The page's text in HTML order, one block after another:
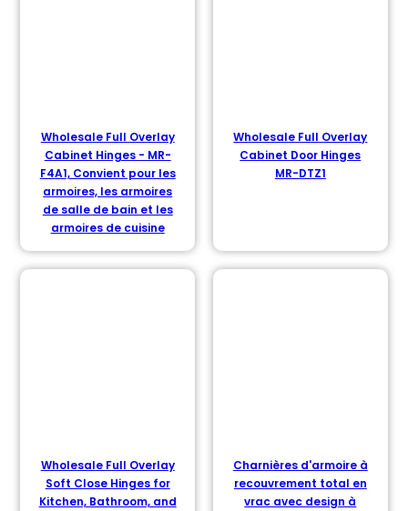
Wholesale Full Overlay
Cabinet Hinges - MR-
F4A1, Convient pour les
armoires, les armoires
de salle de bain et les
armoires de cuisine
Wholesale Full Overlay
Cabinet Door Hinges
MR-DTZ1
Wholesale Full Overlay
Soft Close Hinges for
Kitchen, Bathroom, and
Charnières d'armoire à
recouvrement total en
vrac avec design à